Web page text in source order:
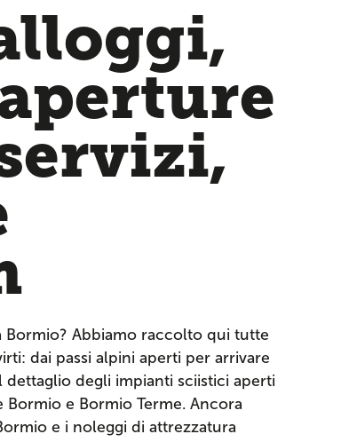
Bormio? Abbiamo raccolto qui tutte
dai passi alpini aperti per arrivare
degli impianti sciistici aperti
e Bormio Terme. Ancora
e i noleggi di attrezzatura